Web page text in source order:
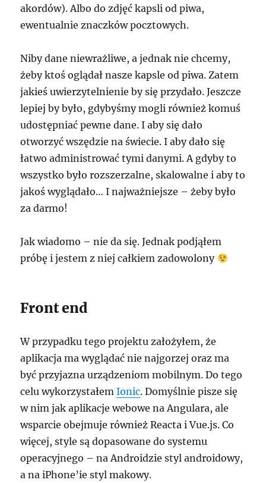
akordów). Albo do zdjęć kapsli od piwa,
ewentualnie znaczków pocztowych.
Niby dane niewrażliwe, a jednak nie chcemy,
żeby ktoś oglądał nasze kapsle od piwa. Zatem
jakieś uwierzytelnienie by się przydało. Jeszcze
lepiej by było, gdybyśmy mogli również komuś
udostępniać pewne dane. I aby się dało
otworzyć wszędzie na świecie. I aby dało się
łatwo administrować tymi danymi. A gdyby to
wszystko było rozszerzalne, skalowalne i aby to
jakoś wyglądało… I najważniejsze – żeby było
za darmo!
Jak wiadomo – nie da się. Jednak podjąłem
próbę i jestem z niej całkiem zadowolony
Front end
W przypadku tego projektu założyłem, że
aplikacja ma wyglądać nie najgorzej oraz ma
być przyjazna urządzeniom mobilnym. Do tego
celu wykorzystałemIonic. Domyślnie pisze się
w nim jak aplikacje webowe na Angulara, ale
wsparcie obejmuje również Reacta i Vue.js. Co
więcej, style są dopasowane do systemu
operacyjnego – na Androidzie styl androidowy,
a na iPhone’ie styl makowy.